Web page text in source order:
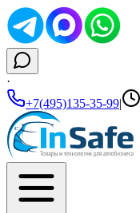
·
+7(495)135-35-99|